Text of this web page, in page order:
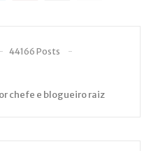
44166 Posts
chefe e blogueiro raiz